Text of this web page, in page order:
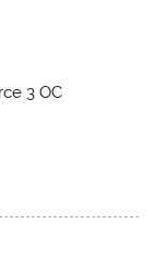
3 OC